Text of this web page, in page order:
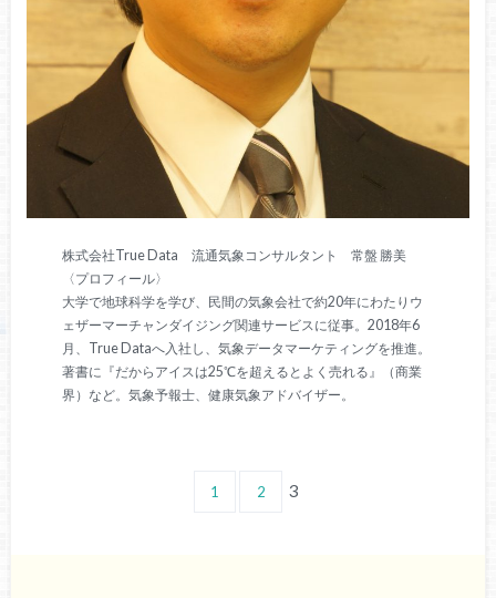
株式会社True Data 流通気象コンサルタント 常盤 勝美
〈プロフィール〉
大学で地球科学を学び、民間の気象会社で約20年にわたりウ
ェザーマーチャンダイジング関連サービスに従事。2018年6
月、True Dataへ入社し、気象データマーケティングを推進。
著書に『だからアイスは25℃を超えるとよく売れる』（商業
界）など。気象予報士、健康気象アドバイザー。
1 2 3